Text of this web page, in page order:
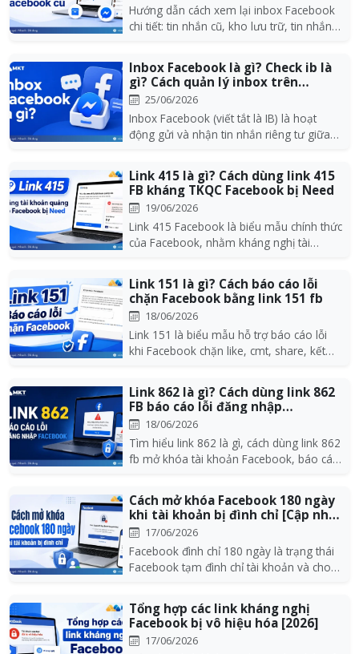
Hướng dẫn cách xem lại inbox Facebook
chi tiết: tin nhắn cũ, kho lưu trữ, tin nhắn
Inbox Facebook là gì? Check ib là
gì? Cách quản lý inbox trên
Facebook...
25/06/2026
Inbox Facebook (viết tắt là IB) là hoạt
động gửi và nhận tin nhắn riêng tư giữa
Link 415 là gì? Cách dùng link 415
FB kháng TKQC Facebook bị Need
19/06/2026
Link 415 Facebook là biểu mẫu chính thức
của Facebook, nhằm kháng nghị tài
Link 151 là gì? Cách báo cáo lỗi
chặn Facebook bằng link 151 fb
18/06/2026
Link 151 là biểu mẫu hỗ trợ báo cáo lỗi
khi Facebook chặn like, cmt, share, kết
Link 862 là gì? Cách dùng link 862
FB báo cáo lỗi đăng nhập
Facebook
18/06/2026
Tìm hiểu link 862 là gì, cách dùng link 862
fb mở khóa tài khoản Facebook, báo cáo
Cách mở khóa Facebook 180 ngày
khi tài khoản bị đình chỉ [Cập nhật
202...17/06/2026
Facebook đình chỉ 180 ngày là trạng thái
Facebook tạm đình chỉ tài khoản và cho
Tổng hợp các link kháng nghị
Facebook bị vô hiệu hóa [2026]
17/06/2026